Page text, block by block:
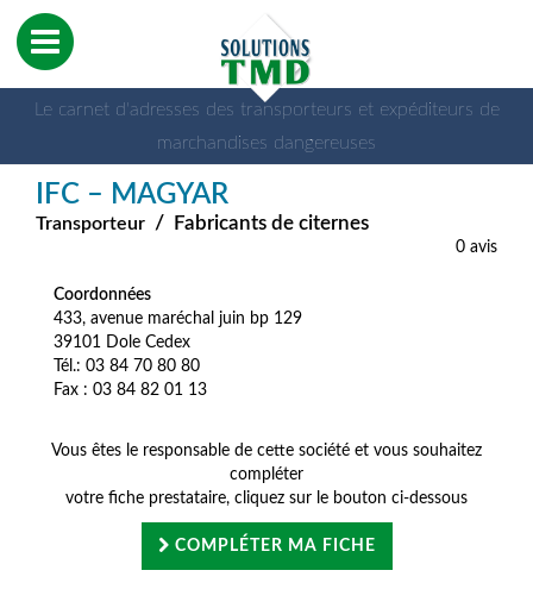
Le carnet d'adresses des transporteurs et expéditeurs de
marchandises dangereuses
IFC – MAGYAR
Transporteur / Fabricants de citernes
0 avis
Coordonnées
433, avenue maréchal juin bp 129
39101 Dole Cedex
Tél.: 03 84 70 80 80
Fax : 03 84 82 01 13
Vous êtes le responsable de cette société et vous souhaitez
compléter
votre fiche prestataire, cliquez sur le bouton ci-dessous
COMPLÉTER MA FICHE